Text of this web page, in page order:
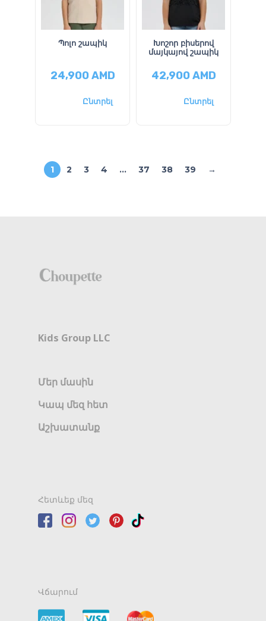
Պոլո շապիկ
24,900AMD
Ընտրել
Խոշոր բիսերով
մայկայով շապիկ
42,900AMD
Ընտրել
1 2 3 4 … 37 38 39 →
Kids Group LLC
Մեր մասին
Կապ մեզ հետ
Աշխատանք
Հետևեք մեզ
Վճարում